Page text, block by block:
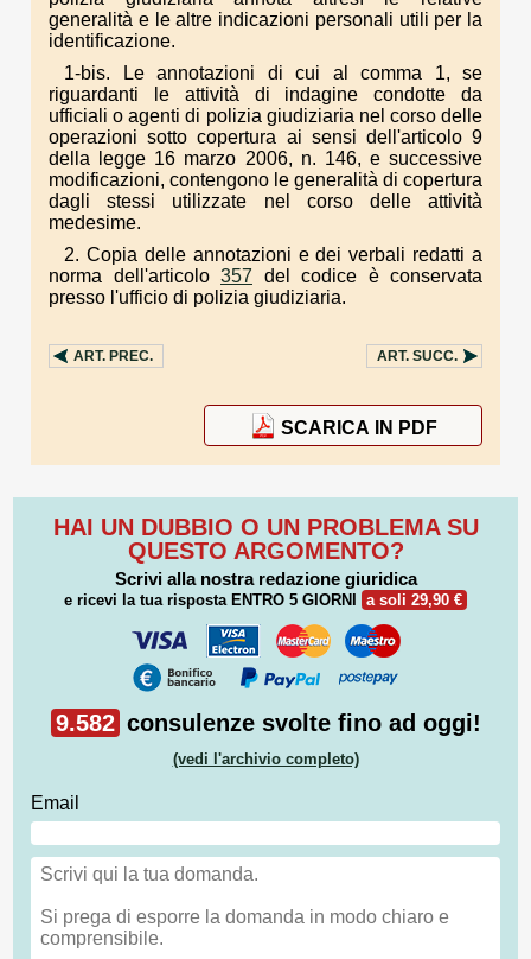
generalità e le altre indicazioni personali utili per la
identificazione.
1-bis. Le annotazioni di cui al comma 1, se
riguardanti le attività di indagine condotte da
ufficiali o agenti di polizia giudiziaria nel corso delle
operazioni sotto copertura ai sensi dell'articolo 9
della legge 16 marzo 2006, n. 146, e successive
modificazioni, contengono le generalità di copertura
dagli stessi utilizzate nel corso delle attività
medesime.
2. Copia delle annotazioni e dei verbali redatti a
norma dell'articolo 357 del codice è conservata
presso l'ufficio di polizia giudiziaria.
ART. PREC. ART. SUCC.
SCARICA IN PDF
HAI UN DUBBIO O UN PROBLEMA SU
QUESTO ARGOMENTO?
Scrivi alla nostra redazione giuridica
e ricevi la tua risposta ENTRO 5 GIORNI a soli 29,90 €
9.582 consulenze svolte fino ad oggi!
(vedi l'archivio completo)
Email